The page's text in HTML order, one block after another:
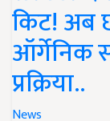
किट! अब
ऑर्गेनिक
प्रक्रिया..
News